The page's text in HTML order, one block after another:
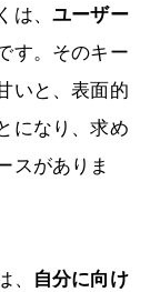
は、ユーザー
す。そのキー
いと、表面的
になり、求め
スがありま
、
自分に向け